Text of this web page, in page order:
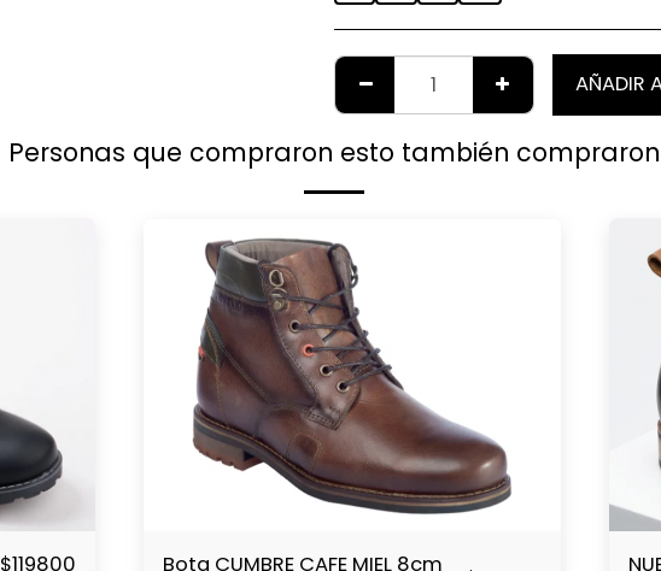
AÑADIR
Personas que compraron esto también compraron
$119800 Bota CUMBRE CAFE MIEL 8cm NUEVA !!